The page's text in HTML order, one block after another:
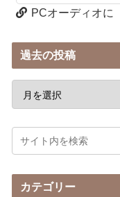
PCオーディオに
過去の投稿
カテゴリー